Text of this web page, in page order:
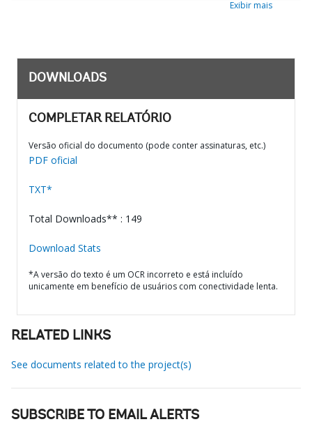
Exibir mais
DOWNLOADS
COMPLETAR RELATÓRIO
Versão oficial do documento (pode conter assinaturas, etc.)
PDF oficial
TXT*
Total Downloads** : 149
Download Stats
*A versão do texto é um OCR incorreto e está incluído
unicamente em benefício de usuários com conectividade lenta.
RELATED LINKS
See documents related to the project(s)
SUBSCRIBE TO EMAIL ALERTS